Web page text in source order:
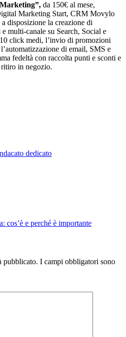
da 150€ al mese,
Marketing Start, CRM Movylo
disposizione la creazione di
multi-canale su Search, Social e
click medi, l’invio di promozioni
di email, SMS e
fedeltà con raccolta punti e sconti e
in negozio.
dedicato
cos’è e perché è importante
pubblicato. I campi obbligatori sono